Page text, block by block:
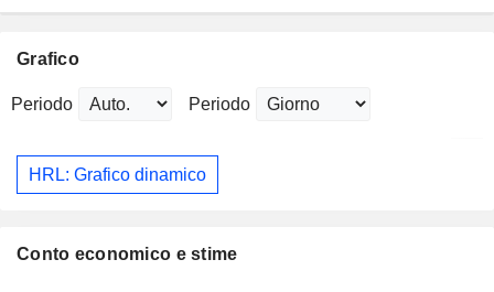
Grafico
Periodo Periodo
HRL: Grafico dinamico
Conto economico e stime